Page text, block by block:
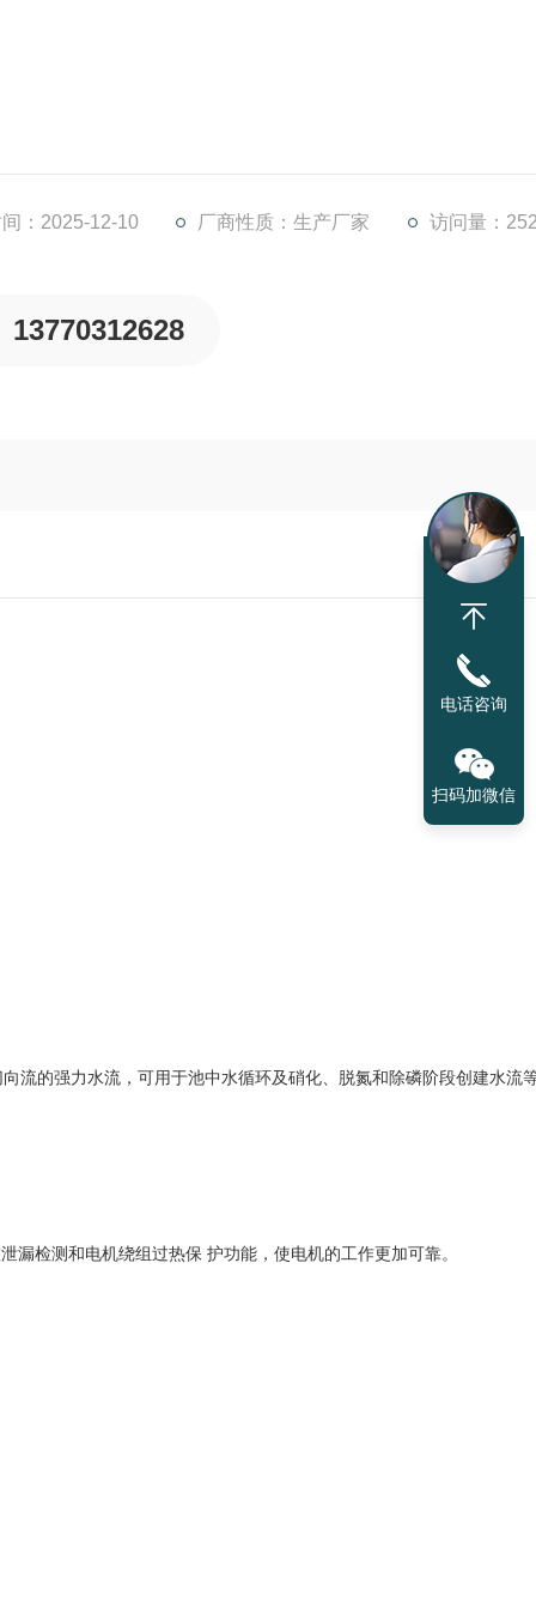
：2025-12-10 厂商性质：生产厂家 访问量：
13770312628
流的强力水流，可用于池中水循环及硝化、脱氮和除磷阶段创建水流
检测和电机绕组过热保 护功能，使电机的工作更加可靠。
电话咨询
扫码加微信